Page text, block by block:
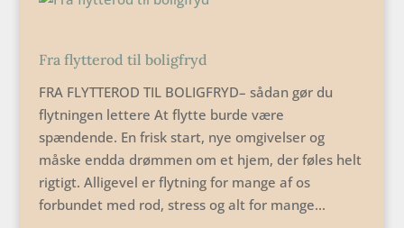
Fra flytterod til boligfryd
FRA FLYTTEROD TIL BOLIGFRYD– sådan gør du
flytningen lettere At flytte burde være
spændende. En frisk start, nye omgivelser og
måske endda drømmen om et hjem, der føles helt
rigtigt. Alligevel er flytning for mange af os
forbundet med rod, stress og alt for mange...